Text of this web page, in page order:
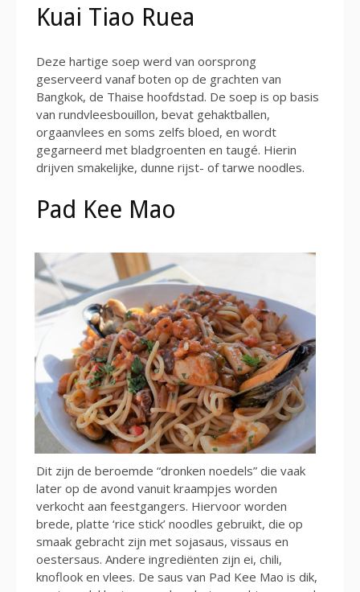
Kuai Tiao Ruea
Deze hartige soep werd van oorsprong
geserveerd vanaf boten op de grachten van
Bangkok, de Thaise hoofdstad. De soep is op basis
van rundvleesbouillon, bevat gehaktballen,
orgaanvlees en soms zelfs bloed, en wordt
gegarneerd met bladgroenten en taugé. Hierin
drijven smakelijke, dunne rijst- of tarwe noodles.
Pad Kee Mao
Dit zijn de beroemde “dronken noedels” die vaak
later op de avond vanuit kraampjes worden
verkocht aan feestgangers. Hiervoor worden
brede, platte ‘rice stick’ noodles gebruikt, die op
smaak gebracht zijn met sojasaus, vissaus en
oestersaus. Andere ingrediënten zijn ei, chili,
knoflook en vlees. De saus van Pad Kee Mao is dik,